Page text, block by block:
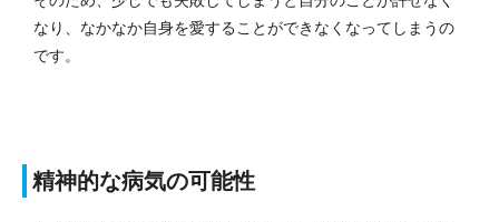
なり、なかなか自身を愛することができなくなってしまうの
です。
精神的な病気の可能性